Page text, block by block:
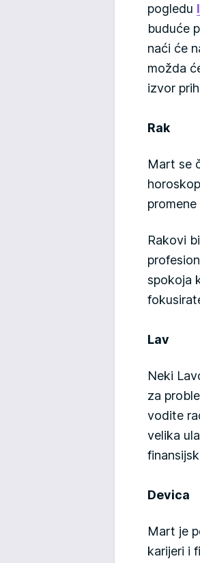
pogledu
buduće
naći će
možda
izvor
Rak
Mart se
Rakovi
spokoja
Lav
Neki
za
vodite
velika
Devica
Mart je
karijeri i